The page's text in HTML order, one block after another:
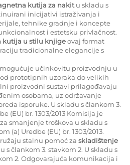
kutija za nakit u skladu s
inicijativi istraživanja i
tehnike gradnje i koncepte
i estetsku privlačnost.
kutija u stilu knjigeovaj format
tradicionalne elegancije s
učinkovitu proizvodnju u
prototipnih uzoraka do velikih
proizvodni sustavi prilagođavaju
osobama, uz održavanje
isporuke. U skladu s člankom 3.
(EU) br. 1303/2013 Komisija je
smanjenje troškova u skladu s
(a) Uredbe (EU) br. 1303/2013.
stalnu pomoć za skladištenje
s člankom 3. stavkom 2. U skladu s
2. Odgovarajuća komunikacija i